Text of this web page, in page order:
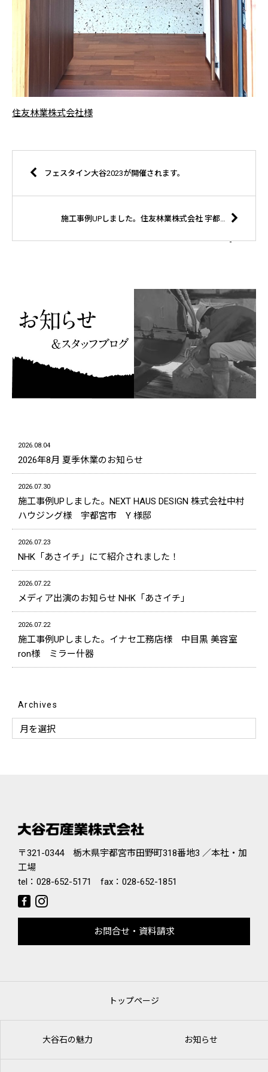
住友林業株式会社様
フェスタイン大谷2023が開催されます。
2026.08.04
2026年8月 夏季休業のお知らせ
2026.07.30
施工事例UPしました。NEXT HAUS DESIGN 株式会社中村
ハウジング様 宇都宮市 Y 様邸
2026.07.23
NHK「あさイチ」にて紹介されました！
2026.07.22
メディア出演のお知らせ NHK「あさイチ」
2026.07.22
施工事例UPしました。イナセ工務店様 中目黒 美容室
ron様 ミラー什器
Archives
〒321-0344 栃木県宇都宮市田野町318番地3 ／本社・加
工場
tel： 028-652-5171 fax：028-652-1851
お問合せ・資料請求
トップページ
大谷石の魅力 お知らせ